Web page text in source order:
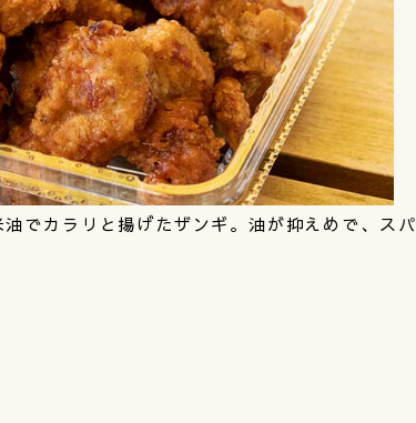
でカラリと揚げたザンギ。油が抑えめで、スパ